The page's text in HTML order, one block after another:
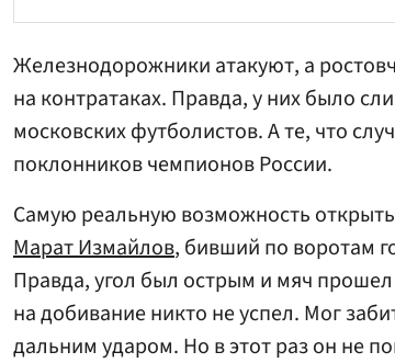
Железнодорожники атакуют, а
на контратаках. Правда, у них было
московских футболистов. А те, что
поклонников чемпионов России.
Самую реальную возможность
Марат Измайлов, бивший по воротам
Правда, угол был острым и мяч прошел
на добивание никто не успел. Мог
дальним ударом. Но в этот раз он не